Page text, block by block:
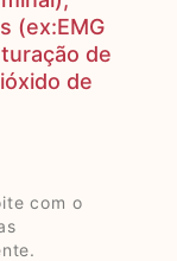
(ex:EMG
de
de
com o